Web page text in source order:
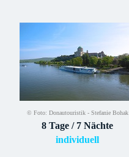
© Foto: Donautouristik - Stefanie Bohak
8 Tage / 7 Nächte
individuell